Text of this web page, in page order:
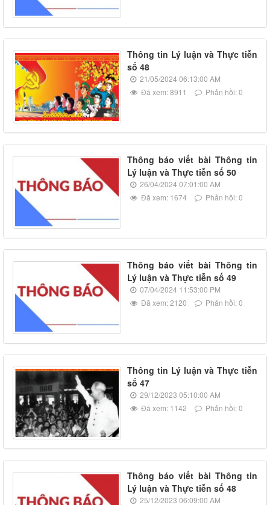
Thông tin Lý luận và Thực tiễn
số 48
21/05/2024 06:13:00 AM
Đã xem: 8911
Phản hồi: 0
Thông báo viết bài Thông tin
Lý luận và Thực tiễn số 50
26/04/2024 07:01:00 AM
Đã xem: 1674
Phản hồi: 0
Thông báo viết bài Thông tin
Lý luận và Thực tiễn số 49
07/04/2024 11:53:00 PM
Đã xem: 2120
Phản hồi: 0
Thông tin Lý luận và Thực tiễn
số 47
29/12/2023 05:10:00 AM
Đã xem: 1142
Phản hồi: 0
Thông báo viết bài Thông tin
Lý luận và Thực tiễn số 48
25/12/2023 06:09:00 AM